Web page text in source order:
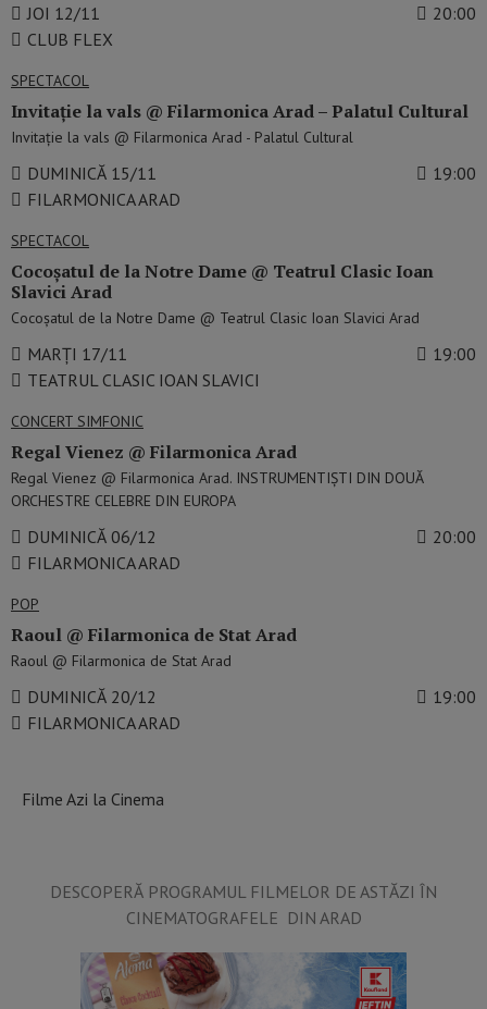
JOI 12/11
20:00
CLUB FLEX
SPECTACOL
Invitație la vals @ Filarmonica Arad – Palatul Cultural
Invitație la vals @ Filarmonica Arad - Palatul Cultural
DUMINICĂ 15/11
19:00
FILARMONICA ARAD
SPECTACOL
Cocoșatul de la Notre Dame @ Teatrul Clasic Ioan
Slavici Arad
Cocoșatul de la Notre Dame @ Teatrul Clasic Ioan Slavici Arad
MARȚI 17/11
19:00
TEATRUL CLASIC IOAN SLAVICI
CONCERT SIMFONIC
Regal Vienez @ Filarmonica Arad
Regal Vienez @ Filarmonica Arad. INSTRUMENTIȘTI DIN DOUĂ
ORCHESTRE CELEBRE DIN EUROPA
DUMINICĂ 06/12
20:00
FILARMONICA ARAD
POP
Raoul @ Filarmonica de Stat Arad
Raoul @ Filarmonica de Stat Arad
DUMINICĂ 20/12
19:00
FILARMONICA ARAD
Filme Azi la Cinema
DESCOPERĂ PROGRAMUL FILMELOR DE ASTĂZI ÎN
CINEMATOGRAFELE DIN ARAD